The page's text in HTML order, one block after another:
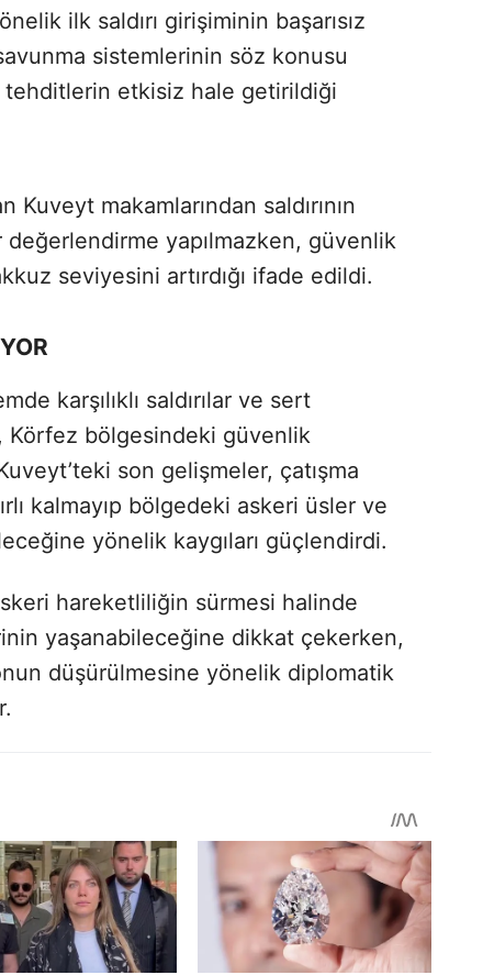
ilk saldırı girişiminin başarısız
sistemlerinin söz konusu
tehditlerin etkisiz hale getirildiği
Kuveyt makamlarından saldırının
değerlendirme yapılmazken, güvenlik
seviyesini artırdığı ifade edildi.
karşılıklı saldırılar ve sert
Körfez bölgesindeki güvenlik
son gelişmeler, çatışma
kalmayıp bölgedeki askeri üsler ve
yönelik kaygıları güçlendirdi.
hareketliliğin sürmesi halinde
yaşanabileceğine dikkat çekerken,
düşürülmesine yönelik diplomatik